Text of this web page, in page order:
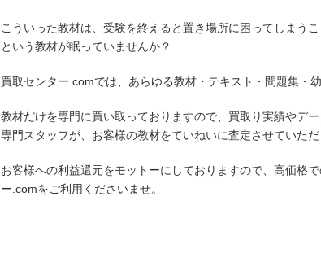
こういった教材は、受験を終えると置き場所に困ってしま
という教材が眠っていませんか？
買取センター.comでは、あらゆる教材・テキスト・問題集・
教材だけを専門に買い取っておりますので、買取り実績やデ
専門スタッフが、お客様の教材をていねいに査定させていた
お客様への利益還元をモットーにしておりますので、高価格
ー.comをご利用くださいませ。